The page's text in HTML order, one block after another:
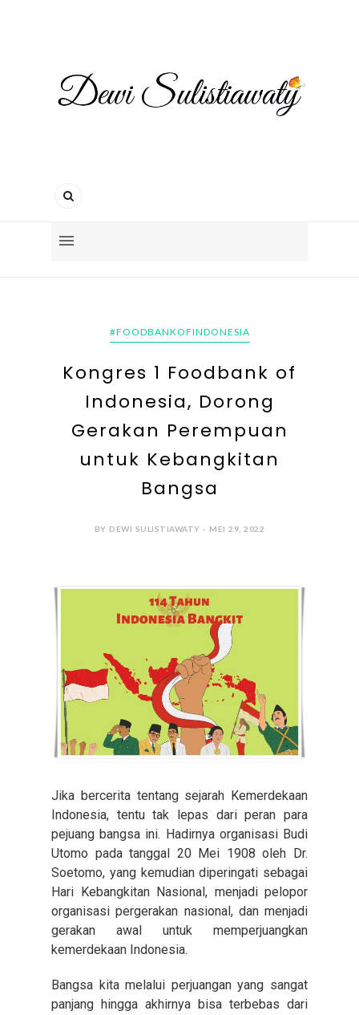
#FOODBANKOFINDONESIA
Kongres 1 Foodbank of
Indonesia, Dorong
Gerakan Perempuan
untuk Kebangkitan
Bangsa
BY DEWI SULISTIAWATY - MEI 29, 2022
Jika bercerita tentang sejarah Kemerdekaan
Indonesia, tentu tak lepas dari peran para
pejuang bangsa ini. Hadirnya organisasi Budi
Utomo pada tanggal 20 Mei 1908 oleh Dr.
Soetomo, yang kemudian diperingati sebagai
Hari Kebangkitan Nasional, menjadi pelopor
organisasi pergerakan nasional, dan menjadi
gerakan awal untuk memperjuangkan
kemerdekaan Indonesia.
Bangsa kita melalui perjuangan yang sangat
panjang hingga akhirnya bisa terbebas dari